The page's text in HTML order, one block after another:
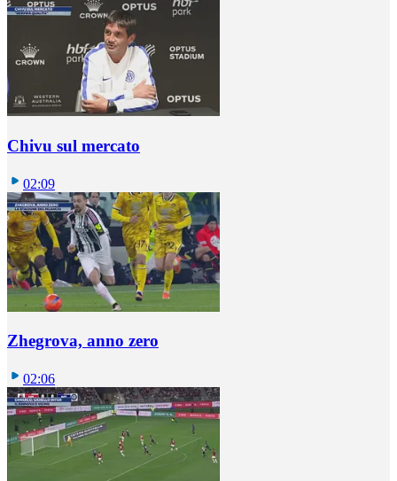
Chivu sul mercato
02:09
Zhegrova, anno zero
02:06